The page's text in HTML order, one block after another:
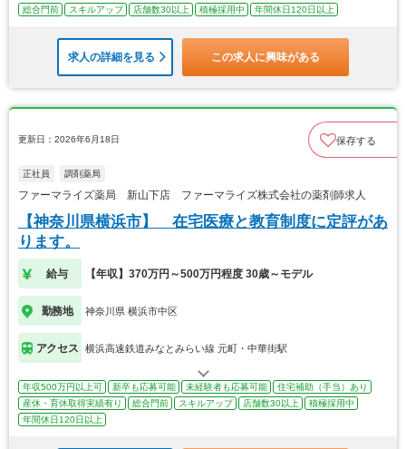
総合門前
スキルアップ 店舗数30以上 積極採用中 年間休日120日以上
求人の詳細を見る この求人に興味がある
更新日：2026年6月18日 保存する
正社員 調剤薬局
ファーマライズ薬局 新山下店 ファーマライズ株式会社の薬剤師求人
【神奈川県横浜市】 在宅医療と教育制度に定評があ
ります。
給与 【年収】370万円～500万円程度 30歳～モデル
勤務地 神奈川県 横浜市中区
アクセス 横浜高速鉄道みなとみらい線 元町・中華街駅
年収500万円以上可 新卒も応募可能 未経験者も応募可能
住宅補助（手当）あり
産休・育休取得実績有り
総合門前 スキルアップ 店舗数30以上
積極採用中
年間休日120日以上